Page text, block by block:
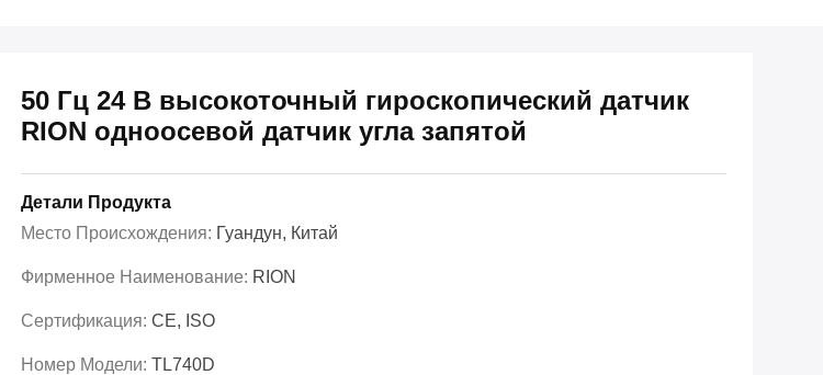
50 Гц 24 В высокоточный гироскопический датчик
RION одноосевой датчик угла запятой
Детали Продукта
Место Происхождения: Гуандун, Китай
Фирменное Наименование: RION
Сертификация: CE, ISO
Номер Модели: TL740D